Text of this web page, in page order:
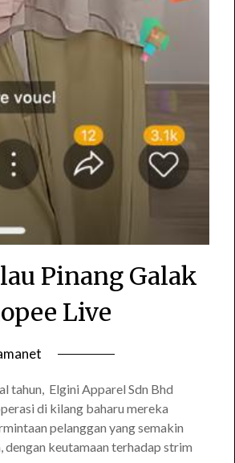
Pinang Galak
Live
tahun, Elgini Apparel Sdn Bhd
di kilang baharu mereka
pelanggan yang semakin
keutamaan terhadap strim